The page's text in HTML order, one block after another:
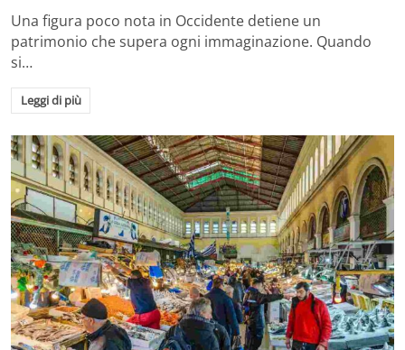
Una figura poco nota in Occidente detiene un
patrimonio che supera ogni immaginazione. Quando
si…
Leggi di più